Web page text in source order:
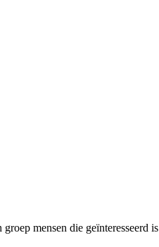
mensen die geïnteresseerd